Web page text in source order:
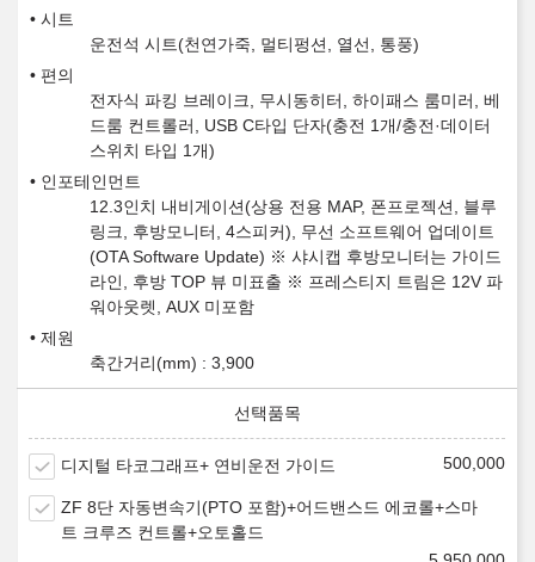
시트
운전석 시트(천연가죽, 멀티펑션, 열선, 통풍)
편의
전자식 파킹 브레이크, 무시동히터, 하이패스 룸미러, 베
드룸 컨트롤러, USB C타입 단자(충전 1개/충전·데이터
스위치 타입 1개)
인포테인먼트
12.3인치 내비게이션(상용 전용 MAP, 폰프로젝션, 블루
링크, 후방모니터, 4스피커), 무선 소프트웨어 업데이트
(OTA Software Update) ※ 샤시캡 후방모니터는 가이드
라인, 후방 TOP 뷰 미표출 ※ 프레스티지 트림은 12V 파
워아웃렛, AUX 미포함
제원
축간거리(mm) : 3,900
디지털 타코그래프+ 연비운전 가이드 500,000
ZF 8단 자동변속기(PTO 포함)+어드밴스드 에코롤+스마
트 크루즈 컨트롤+오토홀드